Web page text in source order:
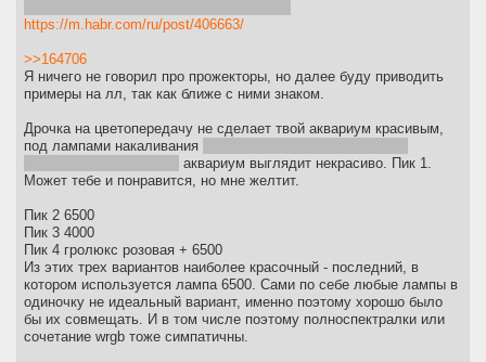
https://m.habr.com/ru/post/406663/
>>164706
Я ничего не говорил про прожекторы, но далее буду приводить
примеры на лл, так как ближе с ними знаком.
Дрочка на цветопередачу не сделает твой аквариум красивым,
под лампами накаливания
аквариум выглядит некрасиво. Пик 1.
Может тебе и понравится, но мне желтит.
Пик 2 6500
Пик 3 4000
Пик 4 гролюкс розовая + 6500
Из этих трех вариантов наиболее красочный - последний, в
котором используется лампа 6500. Сами по себе любые лампы в
одиночку не идеальный вариант, именно поэтому хорошо было
бы их совмещать. И в том числе поэтому полноспектралки или
сочетание wrgb тоже симпатичны.